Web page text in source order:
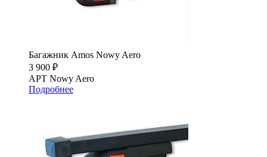
Багажник Amos Nowy Aero
3 900 ₽
АРТ Nowy Aero
Подробнее